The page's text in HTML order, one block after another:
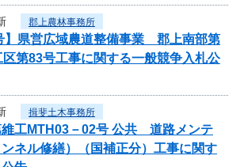
郡上農林事務所
】県営広域農道整備事業 郡上南部第
第83号工事に関する一般競争入札公
揖斐土木事務所
維工MTH03－02号 公共 道路メンテ
ネル修繕）（国補正分）工事に関す